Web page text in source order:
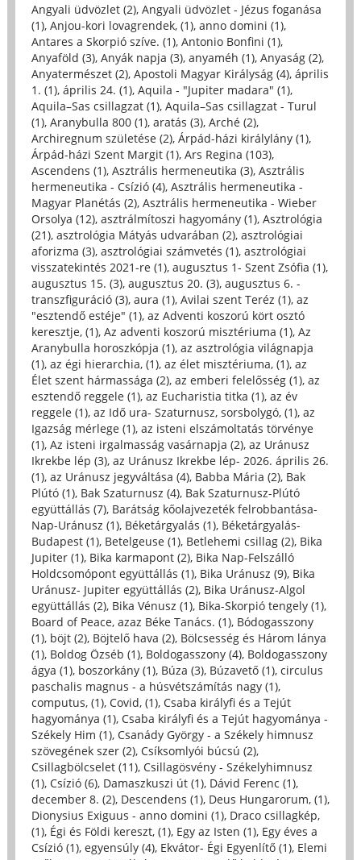
Angyali üdvözlet (2), Angyali üdvözlet - Jézus foganása
(1), Anjou-kori lovagrendek, (1), anno domini (1),
Antares a Skorpió szíve. (1), Antonio Bonfini (1),
Anyaföld (3), Anyák napja (3), anyaméh (1), Anyaság (2),
Anyatermészet (2), Apostoli Magyar Királyság (4), április
1. (1), április 24. (1), Aquila - "Jupiter madara" (1),
Aquila–Sas csillagzat (1), Aquila–Sas csillagzat - Turul
(1), Aranybulla 800 (1), aratás (3), Arché (2),
Archiregnum születése (2), Árpád-házi királylány (1),
Árpád-házi Szent Margit (1), Ars Regina (103),
Ascendens (1), Asztrális hermeneutika (3), Asztrális
hermeneutika - Csízió (4), Asztrális hermeneutika -
Magyar Planétás (2), Asztrális hermeneutika - Wieber
Orsolya (12), asztrálmítoszi hagyomány (1), Asztrológia
(21), asztrológia Mátyás udvarában (2), asztrológiai
aforizma (3), asztrológiai számvetés (1), asztrológiai
visszatekintés 2021-re (1), augusztus 1- Szent Zsófia (1),
augusztus 15. (3), augusztus 20. (3), augusztus 6. -
transzfiguráció (3), aura (1), Avilai szent Teréz (1), az
"esztendő estéje" (1), az Adventi koszorú kört osztó
keresztje, (1), Az adventi koszorú misztériuma (1), Az
Aranybulla horoszkópja (1), az asztrológia világnapja
(1), az égi hierarchia, (1), az élet misztériuma, (1), az
Élet szent hármassága (2), az emberi felelősség (1), az
esztendő reggele (1), az Eucharistia titka (1), az év
reggele (1), az Idő ura- Szaturnusz, sorsbolygó, (1), az
Igazság mérlege (1), az isteni elszámoltatás törvénye
(1), Az isteni irgalmasság vasárnapja (2), az Uránusz
Ikrekbe lép (3), az Uránusz Ikrekbe lép- 2026. április 26.
(1), az Uránusz jegyváltása (4), Babba Mária (2), Bak
Plútó (1), Bak Szaturnusz (4), Bak Szaturnusz-Plútó
együttállás (7), Barátság kőolajvezeték felrobbantása-
Nap-Uránusz (1), Béketárgyalás (1), Béketárgyalás-
Budapest (1), Betelgeuse (1), Betlehemi csillag (2), Bika
Jupiter (1), Bika karmapont (2), Bika Nap-Felszálló
Holdcsomópont együttállás (1), Bika Uránusz (9), Bika
Uránusz- Jupiter együttállás (2), Bika Uránusz-Algol
együttállás (2), Bika Vénusz (1), Bika-Skorpió tengely (1),
Board of Peace, azaz Béke Tanács. (1), Bódogasszony
(1), böjt (2), Böjtelő hava (2), Bölcsesség és Három lánya
(1), Boldog Özséb (1), Boldogasszony (4), Boldogasszony
ágya (1), boszorkány (1), Búza (3), Búzavető (1), circulus
paschalis magnus - a húsvétszámítás nagy (1),
computus, (1), Covid, (1), Csaba királyfi és a Tejút
hagyománya (1), Csaba királyfi és a Tejút hagyománya -
Székely Him (1), Csanády György - a Székely himnusz
szövegének szer (2), Csíksomlyói búcsú (2),
Csillagbölcselet (11), Csillagösvény - Székelyhimnusz
(1), Csízió (6), Damaszkuszi út (1), Dávid Ferenc (1),
december 8. (2), Descendens (1), Deus Hungarorum, (1),
Dionysius Exiguus - anno domini (1), Draco csillagkép,
(1), Égi és Földi kereszt, (1), Egy az Isten (1), Egy éves a
Csízió (1), egyensúly (4), Ekvátor- Égi Egyenlítő (1), Elemi